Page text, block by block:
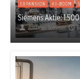
EXPANSION KI-BOOM
Siemens Aktie:
Andreas Sommer